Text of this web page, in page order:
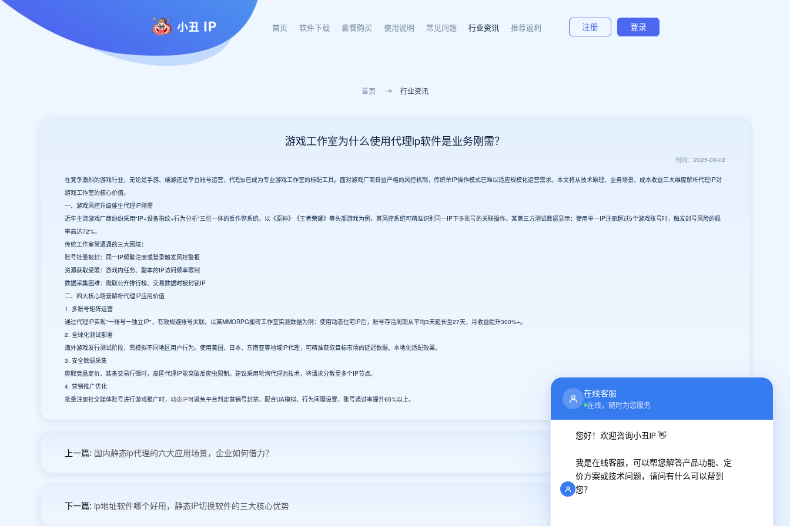
首页 软件下载 套餐购买 使用说明 常见问题 行业资讯 推荐返利 注册 登录
首页 行业资讯
游戏工作室为什么使用代理ip软件是业务刚需？
时间：2025-08-02
在竞争激烈的游戏行业，无论是手游、端游还是平台账号运营，代理ip已成为专业游戏工作室的标配工具。面对游戏厂商日益严格的风控机制，传统单IP操作模式已难以适应规模化运营需求。本文将从技术原理、业务场景、成本收益三大维度解析代理IP对
游戏工作室的核心价值。
一、游戏风控升级催生代理IP刚需
近年主流游戏厂商纷纷采用"IP+设备指纹+行为分析"三位一体的反作弊系统。以《原神》《王者荣耀》等头部游戏为例，其风控系统可精准识别同一IP下多账号的关联操作。某第三方测试数据显示：使用单一IP注册超过5个游戏账号时，触发封号风险的概
率高达72%。
传统工作室常遭遇的三大困境：
账号批量被封：同一IP频繁注册或登录触发风控警报
资源获取受限：游戏内任务、副本的IP访问频率限制
数据采集困难：爬取公开排行榜、交易数据时被封锁IP
二、四大核心场景解析代理IP应用价值
1. 多账号矩阵运营
通过代理IP实现"一账号一独立IP"，有效规避账号关联。以某MMORPG搬砖工作室实测数据为例：使用动态住宅IP后，账号存活周期从平均3天延长至27天，月收益提升300%+。
2. 全球化测试部署
海外游戏发行测试阶段，需模拟不同地区用户行为。使用美国、日本、东南亚等地域IP代理，可精准获取目标市场的延迟数据、本地化适配效果。
3. 安全数据采集
爬取竞品定价、装备交易行情时，高匿代理IP能突破反爬虫限制。建议采用轮询代理池技术，将请求分散至多个IP节点。
4. 营销推广优化
批量注册社交媒体账号进行游戏推广时， 动态IP可避免平台判定营销号封禁。配合UA模拟、行为间隔设置，账号通过率提升65%以上。
上一篇: 国内静态ip代理的六大应用场景，企业如何借力？
下一篇: ip地址软件哪个好用，静态IP切换软件的三大核心优势
在线客服
在线，随时为您服务
您好！欢迎咨询小丑IP 👋
我是在线客服，可以帮您解答产品功能、定
价方案或技术问题，请问有什么可以帮到
您？